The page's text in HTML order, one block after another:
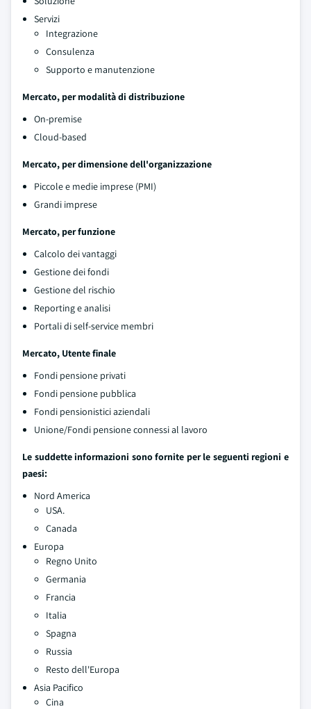
Servizi
Integrazione
Consulenza
Supporto e manutenzione
Mercato, per modalità di distribuzione
On-premise
Cloud-based
Mercato, per dimensione dell'organizzazione
Piccole e medie imprese (PMI)
Grandi imprese
Mercato, per funzione
Calcolo dei vantaggi
Gestione dei fondi
Gestione del rischio
Reporting e analisi
Portali di self-service membri
Mercato, Utente finale
Fondi pensione privati
Fondi pensione pubblica
Fondi pensionistici aziendali
Unione/Fondi pensione connessi al lavoro
Le suddette informazioni sono fornite per le seguenti regioni e
paesi:
Nord America
USA.
Canada
Europa
Regno Unito
Germania
Francia
Italia
Spagna
Russia
Resto dell'Europa
Asia Pacifico
Cina